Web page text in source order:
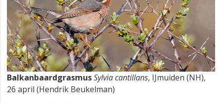
BalkanbaardgrasmusSylvia cantillans, IJmuiden (NH),
26 april (Hendrik Beukelman)